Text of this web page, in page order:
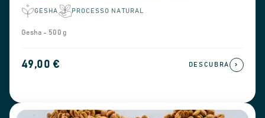
GESHA PROCESSO NATURAL
Gesha - 500 g
49,00 € DESCUBRA ›